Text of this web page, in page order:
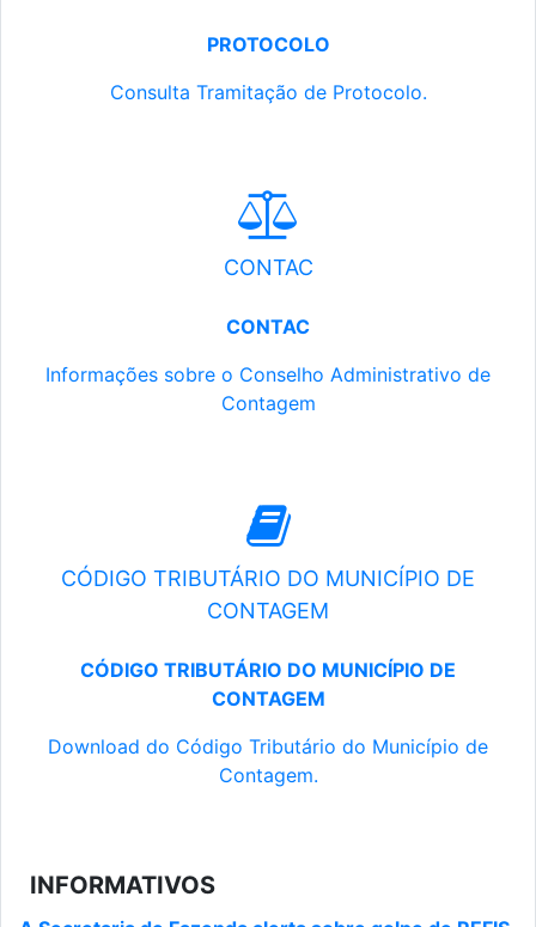
PROTOCOLO
Consulta Tramitação de Protocolo.
CONTAC
CONTAC
Informações sobre o Conselho Administrativo de
Contagem
CÓDIGO TRIBUTÁRIO DO MUNICÍPIO DE
CONTAGEM
CÓDIGO TRIBUTÁRIO DO MUNICÍPIO DE
CONTAGEM
Download do Código Tributário do Município de
Contagem.
INFORMATIVOS